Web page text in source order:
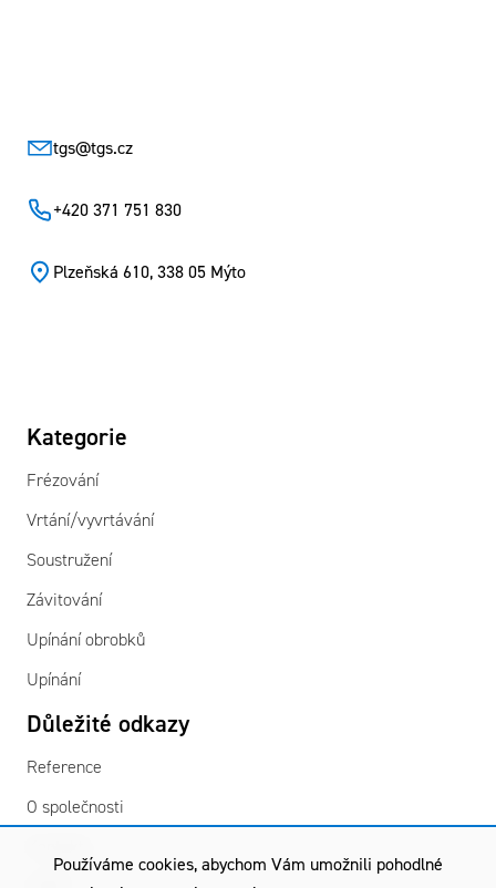
Používáme cookies, abychom Vám umožnili pohodlné
tgs@tgs.cz
+420 371 751 830
Plzeňská 610, 338 05 Mýto
Kategorie
Frézování
Vrtání/vyvrtávání
Soustružení
Závitování
Upínání obrobků
Upínání
Důležité odkazy
Reference
O společnosti